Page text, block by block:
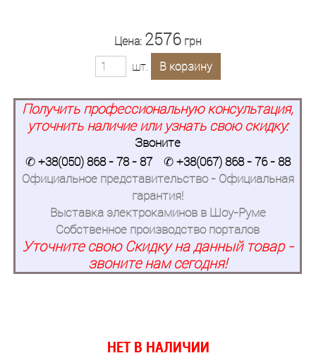
Цена: 2576 грн
шт.
В корзину
Получить профессиональную консультация,
уточнить наличие или узнать свою скидку:
Звоните
✆+38(050) 868 - 78 - 87 ✆+38(067) 868 - 76 - 88
Официальное представительство - Официальная
гарантия!
Выставка электрокаминов в Шоу-Руме
Собственное производство порталов
Уточните свою Скидку на данный товар -
звоните нам сегодня!
НЕТ В НАЛИЧИИ